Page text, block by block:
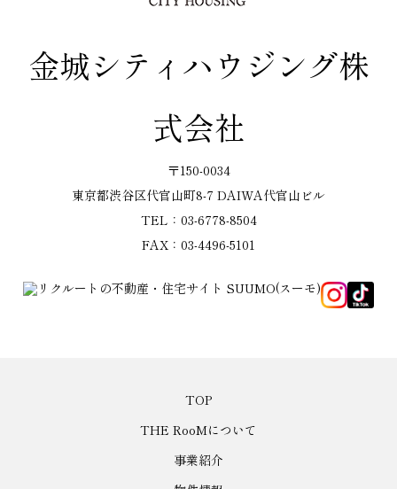
金城シティハウジング株
式会社
〒150-0034
東京都渋谷区代官山町8-7 DAIWA代官山ビル
TEL：03-6778-8504
FAX：03-4496-5101
TOP
THE RooMについて
事業紹介